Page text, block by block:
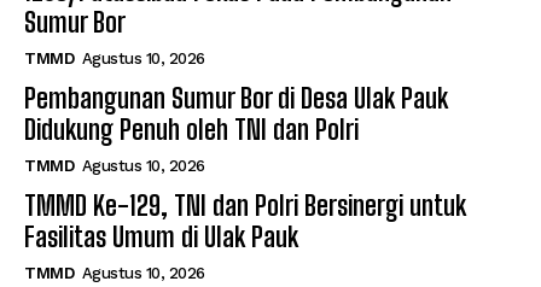
Sumur Bor
TMMD Agustus 10, 2026
Pembangunan Sumur Bor di Desa Ulak Pauk
Didukung Penuh oleh TNI dan Polri
TMMD Agustus 10, 2026
TMMD Ke-129, TNI dan Polri Bersinergi untuk
Fasilitas Umum di Ulak Pauk
TMMD Agustus 10, 2026